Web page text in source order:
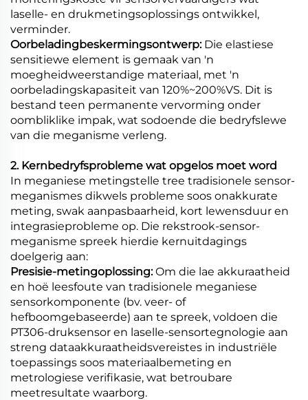
laselle- en drukmetingsoplossings ontwikkel,
verminder.
Oorbeladingbeskermingsontwerp: Die elastiese
sensitiewe element is gemaak van 'n
moegheidweerstandige materiaal, met 'n
oorbeladingskapasiteit van 120%~200%VS. Dit is
bestand teen permanente vervorming onder
oombliklike impak, wat sodoende die bedryfslewe
van die meganisme verleng.
2. Kernbedryfsprobleme wat opgelos moet word
In meganiese metingstelle tree tradisionele sensor-
meganismes dikwels probleme soos onakkurate
meting, swak aanpasbaarheid, kort lewensduur en
integrasieprobleme op. Die rekstrook-sensor-
meganisme spreek hierdie kernuitdagings
doelgerig aan:
Presisie-metingoplossing:Om die lae akkuraatheid
en hoë leesfoute van tradisionele meganiese
sensorkomponente (bv. veer- of
hefboomgebaseerde) aan te spreek, voldoen die
PT306-druksensor en laselle-sensortegnologie aan
streng dataakkuraatheidsvereistes in industriële
toepassings soos materiaalbemeting en
metrologiese verifikasie, wat betroubare
meetresultate waarborg.